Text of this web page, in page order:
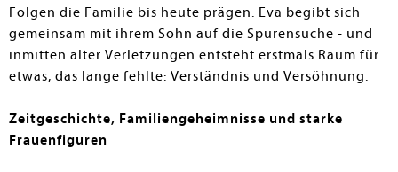
Folgen die Familie bis heute prägen. Eva begibt sich
gemeinsam mit ihrem Sohn auf die Spurensuche - und
inmitten alter Verletzungen entsteht erstmals Raum für
etwas, das lange fehlte: Verständnis und Versöhnung.
Zeitgeschichte, Familiengeheimnisse und starke
Frauenfiguren